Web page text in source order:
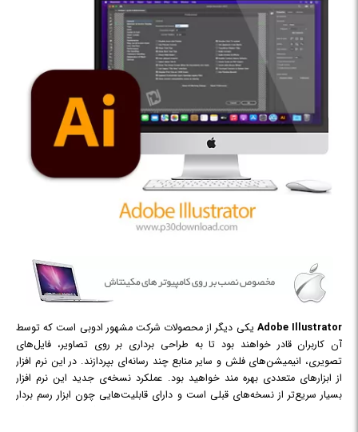
Adobe Illustrator یکی دیگر از محصولات شرکت مشهور ادوبی است که توسط
آن کاربران قادر خواهند بود تا به طراحی برداری بر روی تصاویر، فایل‌های
تصویری، انیمیشن‌های فلش و سایر منابع چند رسانه‌ای بپردازند. در این نرم افزار
از ابزارهای متعددی بهره مند خواهید بود. عملکرد نسخه‌ی جدید این نرم افزار
بسیار سریع‌تر از نسخه‌های قبلی است و دارای قابلیت‌هایی چون ابزار رسم بردار